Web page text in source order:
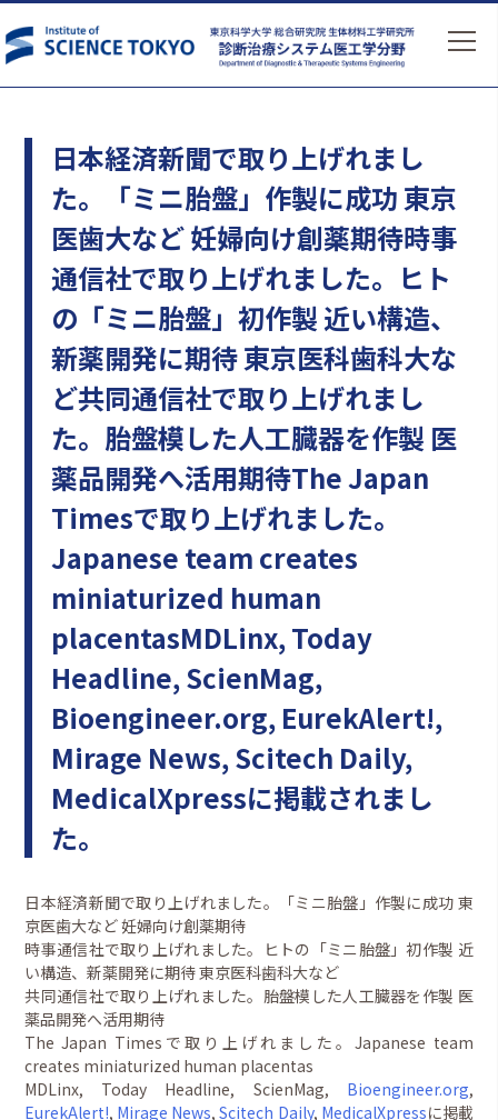
日本経済新聞で取り上げれまし
た。「ミニ胎盤」作製に成功 東京
医歯大など 妊婦向け創薬期待時事
通信社で取り上げれました。ヒト
の「ミニ胎盤」初作製 近い構造、
新薬開発に期待 東京医科歯科大な
ど共同通信社で取り上げれまし
た。胎盤模した人工臓器を作製 医
薬品開発へ活用期待The Japan
Timesで取り上げれました。
Japanese team creates
miniaturized human
placentasMDLinx, Today
Headline, ScienMag,
Bioengineer.org, EurekAlert!,
Mirage News, Scitech Daily,
MedicalXpressに掲載されまし
た。
日本経済新聞で取り上げれました。「ミニ胎盤」作製に成功 東
京医歯大など 妊婦向け創薬期待
時事通信社で取り上げれました。ヒトの「ミニ胎盤」初作製 近
い構造、新薬開発に期待 東京医科歯科大など
共同通信社で取り上げれました。胎盤模した人工臓器を作製 医
薬品開発へ活用期待
The Japan Timesで取り上げれました。Japanese team
creates miniaturized human placentas
MDLinx, Today Headline, ScienMag, Bioengineer.org,
EurekAlert!, Mirage News,Scitech Daily, MedicalXpressに掲載